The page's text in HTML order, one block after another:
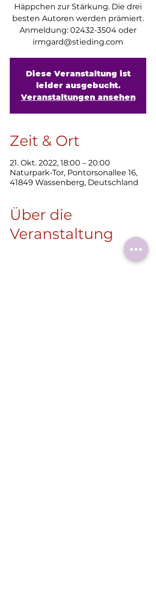
Häppchen zur Stärkung. Die drei
besten Autoren werden prämiert.
Anmeldung: 02432-3504 oder
irmgard@stieding.com
Diese Veranstaltung ist
leider ausgebucht.
Veranstaltungen ansehen
Zeit & Ort
21. Okt. 2022, 18:00 – 20:00
Naturpark-Tor, Pontorsonallee 16,
41849 Wassenberg, Deutschland
Über die
Veranstaltung